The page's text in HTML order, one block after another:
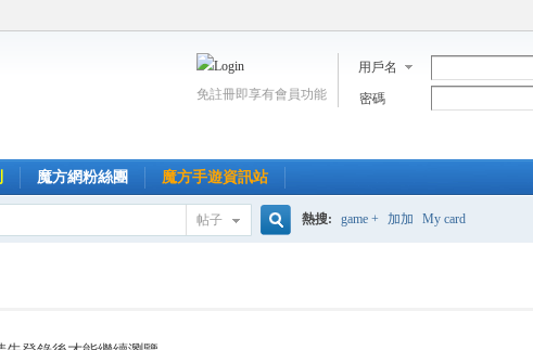
用戶名
密碼
免註冊即享有會員功能
魔方網粉絲團 魔方手遊資訊站
帖子 熱搜: game + 加加 My card